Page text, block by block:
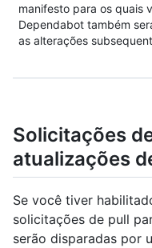
manifesto para os quais
Dependabot também
as alterações
Solicitações
atualizações
Se você tiver
solicitações de pull
serão disparadas por